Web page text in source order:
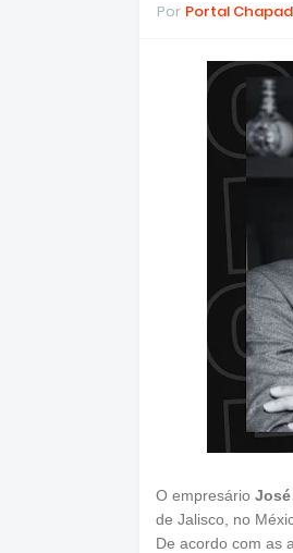
Por Portal
O empresário
de Jalisco, no
De acordo com as